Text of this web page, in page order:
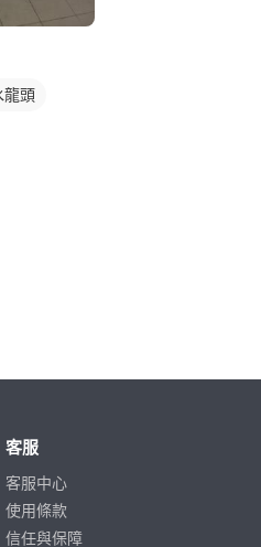
龍頭
客服
客服中心
使用條款
信任與保障